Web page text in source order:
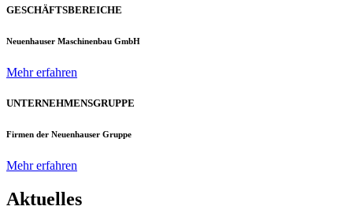
GESCHÄFTSBEREICHE
Neuenhauser Maschinenbau GmbH
Mehr erfahren
UNTERNEHMENSGRUPPE
Firmen der Neuenhauser Gruppe
Mehr erfahren
Aktuelles